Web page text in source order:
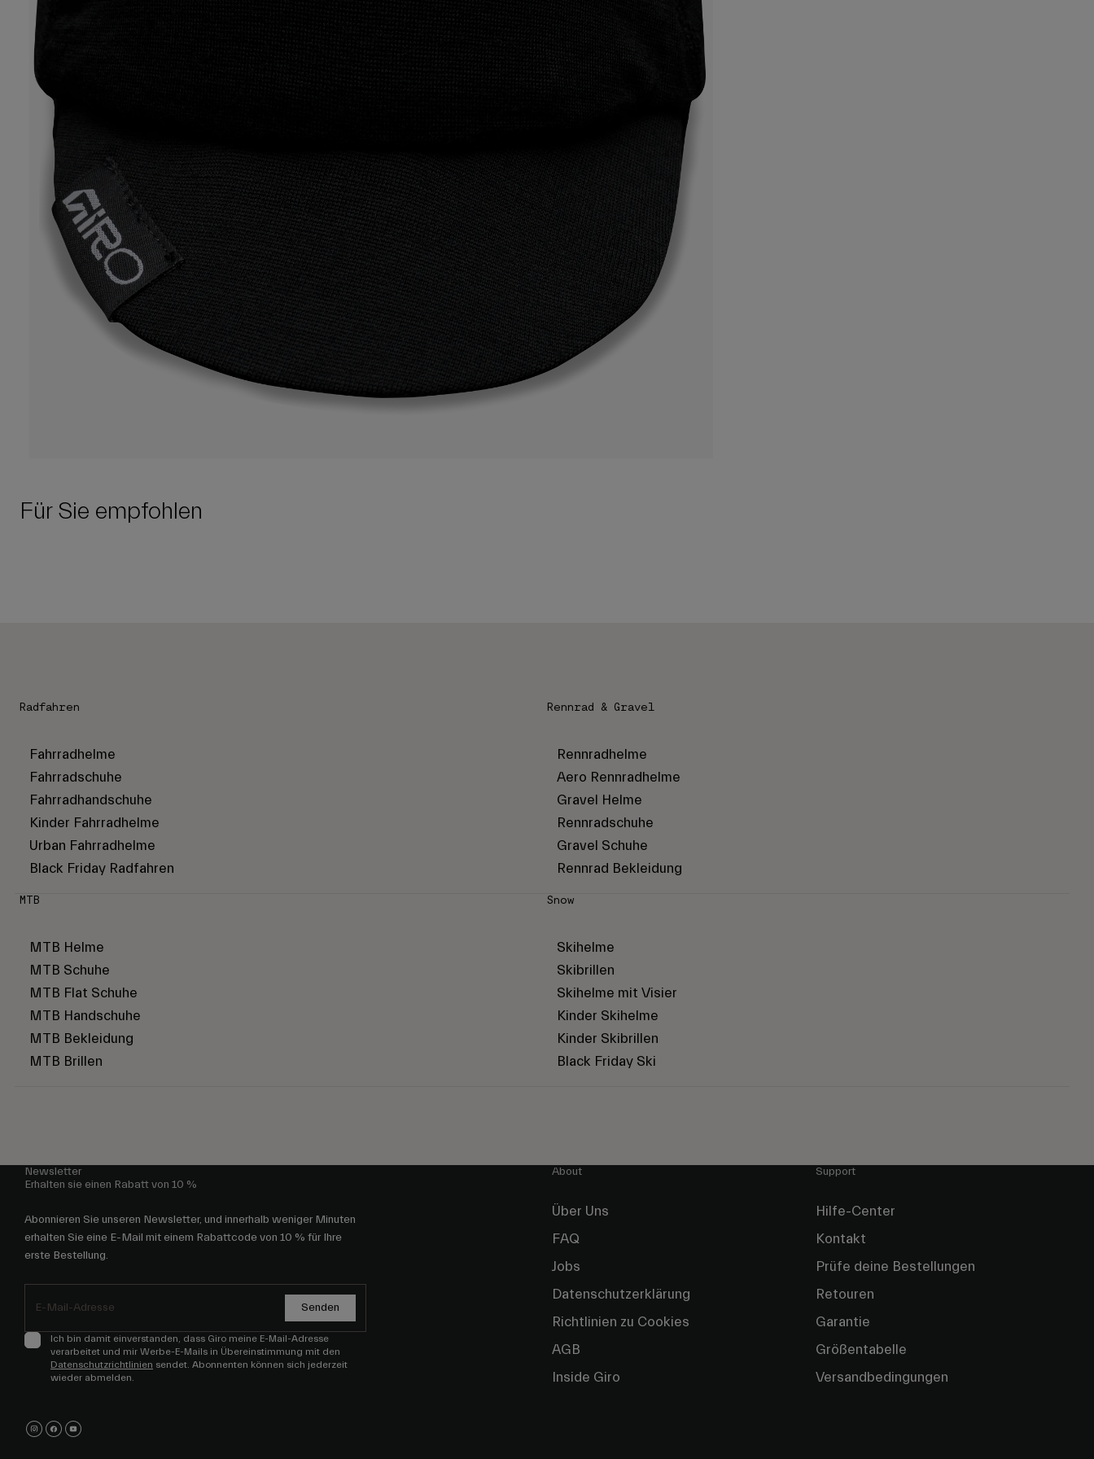
Für Sie empfohlen
Radfahren
Fahrradhelme
Fahrradschuhe
Fahrradhandschuhe
Kinder Fahrradhelme
Urban Fahrradhelme
Black Friday Radfahren
Rennrad & Gravel
Rennradhelme
Aero Rennradhelme
Gravel Helme
Rennradschuhe
Gravel Schuhe
Rennrad Bekleidung
MTB
MTB Helme
MTB Schuhe
MTB Flat Schuhe
MTB Handschuhe
MTB Bekleidung
MTB Brillen
Snow
Skihelme
Skibrillen
Skihelme mit Visier
Kinder Skihelme
Kinder Skibrillen
Black Friday Ski
Newsletter
Erhalten sie einen Rabatt von 10 %
Abonnieren Sie unseren Newsletter, und innerhalb weniger Minuten
erhalten Sie eine E-Mail mit einem Rabattcode von 10 % für Ihre
erste Bestellung.
Senden
Ich bin damit einverstanden, dass Giro meine E-Mail-Adresse
verarbeitet und mir Werbe-E-Mails in Übereinstimmung mit den
Datenschutzrichtlinien sendet. Abonnenten können sich jederzeit
wieder abmelden.
About
Über Uns
FAQ
Jobs
Datenschutzerklärung
Richtlinien zu Cookies
AGB
Inside Giro
Support
Hilfe-Center
Kontakt
Prüfe deine Bestellungen
Retouren
Garantie
Größentabelle
Versandbedingungen